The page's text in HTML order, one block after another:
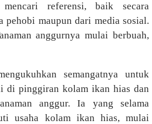
mencari referensi, baik secara
pehobi maupun dari media sosial.
anggurnya mulai berbuah,
semangatnya untuk
di pinggiran kolam ikan hias dan
anggur. Ia yang selama
usaha kolam ikan hias, mulai